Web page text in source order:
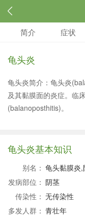
简介 症状
龟头炎
龟头炎简介：龟头炎
及其黏膜面的炎症。临
(balanoposthitis)。
龟头炎基本知识
别名： 龟头黏膜炎,
发病部位： 阴茎
传染性： 无传染性
多发人群： 青壮年